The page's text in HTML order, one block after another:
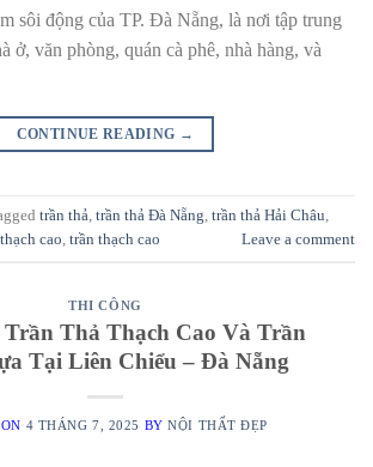
sôi động của TP. Đà Nẵng, là nơi tập trung
ở, văn phòng, quán cà phê, nhà hàng, và
CONTINUE READING →
trần thả, trần thả Đà Nẵng, trần thả Hải Châu,
cao, trần thạch cao Leave a comment
THI CÔNG
Thả Thạch Cao Và Trần
Tại Liên Chiểu – Đà Nẵng
4 THÁNG 7, 2025 BYNỘI THẤT ĐẸP